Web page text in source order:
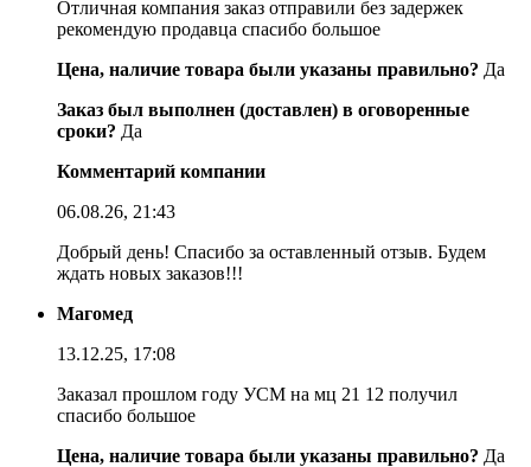
Отличная компания заказ отправили без задержек
рекомендую продавца спасибо большое
Цена, наличие товара были указаны правильно? Да
Заказ был выполнен (доставлен) в оговоренные
сроки? Да
Комментарий компании
06.08.26, 21:43
Добрый день! Спасибо за оставленный отзыв. Будем
ждать новых заказов!!!
Магомед
13.12.25, 17:08
Заказал прошлом году УСМ на мц 21 12 получил
спасибо большое
Цена, наличие товара были указаны правильно? Да